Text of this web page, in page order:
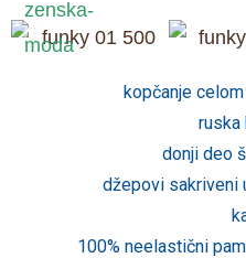
kopčanje
ruska
donji deo
džepovi sakriveni
100% neelastični